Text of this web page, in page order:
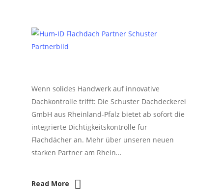
Wenn solides Handwerk auf innovative
Dachkontrolle trifft: Die Schuster Dachdeckerei
GmbH aus Rheinland-Pfalz bietet ab sofort die
integrierte Dichtigkeitskontrolle für
Flachdächer an. Mehr über unseren neuen
starken Partner am Rhein…
Read More